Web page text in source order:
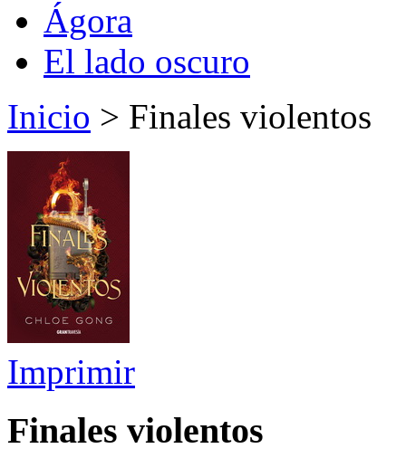
Ágora
El lado oscuro
Inicio > Finales violentos
Imprimir
Finales violentos